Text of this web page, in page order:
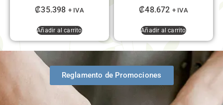
₡35.398 + IVA
Añadir al carrito
₡48.672 + IVA
Añadir al carrito
Reglamento de Promociones